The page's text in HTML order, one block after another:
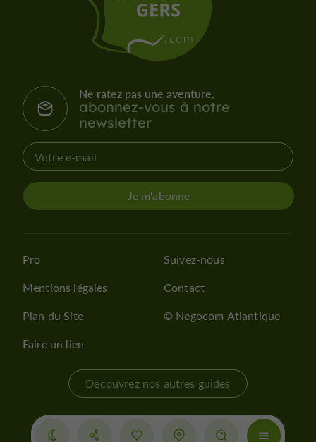
Ne ratez pas une aventure,
abonnez-vous à notre
newsletter
Je m'abonne
Pro
Mentions légales
Plan du Site
Faire un lien
Suivez-nous
Contact
© Negocom Atlantique
Découvrez nos autres guides